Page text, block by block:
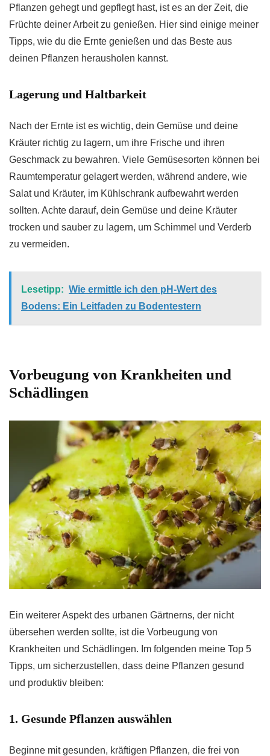
Pflanzen gehegt und gepflegt hast, ist es an der Zeit, die
Früchte deiner Arbeit zu genießen. Hier sind einige meiner
Tipps, wie du die Ernte genießen und das Beste aus
deinen Pflanzen herausholen kannst.
Lagerung und Haltbarkeit
Nach der Ernte ist es wichtig, dein Gemüse und deine
Kräuter richtig zu lagern, um ihre Frische und ihren
Geschmack zu bewahren. Viele Gemüsesorten können bei
Raumtemperatur gelagert werden, während andere, wie
Salat und Kräuter, im Kühlschrank aufbewahrt werden
sollten. Achte darauf, dein Gemüse und deine Kräuter
trocken und sauber zu lagern, um Schimmel und Verderb
zu vermeiden.
Lesetipp: Wie ermittle ich den pH-Wert des
Bodens: Ein Leitfaden zu Bodentestern
Vorbeugung von Krankheiten und
Schädlingen
Ein weiterer Aspekt des urbanen Gärtnerns, der nicht
übersehen werden sollte, ist die Vorbeugung von
Krankheiten und Schädlingen. Im folgenden meine Top 5
Tipps, um sicherzustellen, dass deine Pflanzen gesund
und produktiv bleiben:
1. Gesunde Pflanzen auswählen
Beginne mit gesunden, kräftigen Pflanzen, die frei von